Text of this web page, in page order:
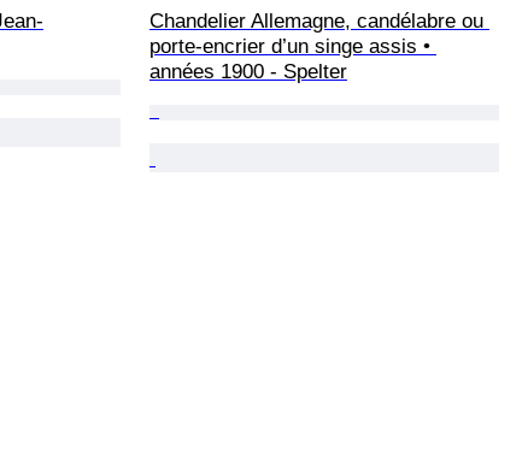
Chandelier Allemagne, candélabre ou
porte-encrier d’un singe assis •
années 1900 - Spelter